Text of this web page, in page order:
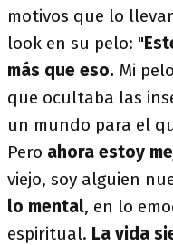
motivos que lo
look en su pelo: "
más que eso. Mi
que ocultaba las
un mundo para el
Pero ahora estoy
viejo, soy alguien
lo mental, en lo
espiritual. La vida